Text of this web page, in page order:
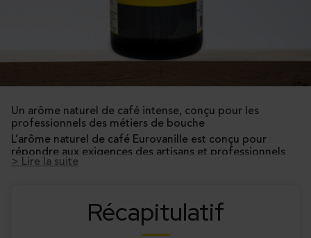
Un arôme naturel de café intense, conçu pour les
professionnels des métiers de bouche
L’arôme naturel de café Eurovanille est conçu pour
répondre aux exigences des artisans et professionnels
des métiers de bouche. Élaboré à partir d’extraits
format 1kg est adapté aux usages intensifs en pâtisserie,
confiserie ou glacerie.
Pourquoi choisir l’arôme naturel de café Eurovanille ?
• Goût typique du café torréfié – équilibré, intense, sans
> Lire la suite
Récapitulatif